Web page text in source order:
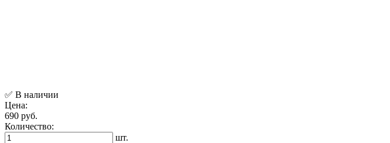
✅ В наличии
Цена:
690 руб.
Количество:
шт.